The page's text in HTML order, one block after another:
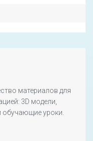
материалов для
3D модели,
обучающие уроки.